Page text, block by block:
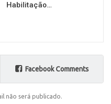
Habilitação…
Facebook Comments
não será publicado.